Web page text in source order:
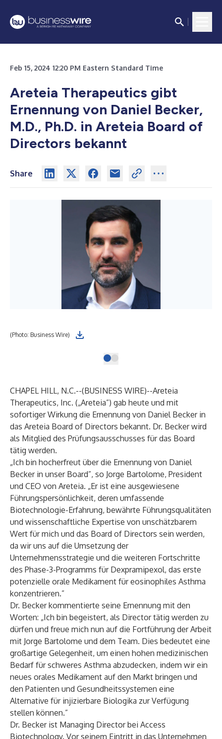
Feb 15, 2024 12:20 PM Eastern Standard Time
Areteia Therapeutics gibt
Ernennung von Daniel Becker,
M.D., Ph.D. in Areteia Board of
Directors bekannt
Share
(Photo: Business Wire)
CHAPEL HILL, N.C.--(BUSINESS WIRE)--Areteia
Therapeutics, Inc. („Areteia”) gab heute und mit
sofortiger Wirkung die Ernennung von Daniel Becker in
das Areteia Board of Directors bekannt. Dr. Becker wird
als Mitglied des Prüfungsausschusses für das Board
tätig werden.
„Ich bin hocherfreut über die Ernennung von Daniel
Becker in unser Board”, so Jorge Bartolome, President
und CEO von Areteia. „Er ist eine ausgewiesene
Führungspersönlichkeit, deren umfassende
Biotechnologie-Erfahrung, bewährte Führungsqualitäten
und wissenschaftliche Expertise von unschätzbarem
Wert für mich und das Board of Directors sein werden,
da wir uns auf die Umsetzung der
Unternehmensstrategie und die weiteren Fortschritte
des Phase-3-Programms für Dexpramipexol, das erste
potenzielle orale Medikament für eosinophiles Asthma
konzentrieren.”
Dr. Becker kommentierte seine Ernennung mit den
Worten: „Ich bin begeistert, als Director tätig werden zu
dürfen und freue mich nun auf die Fortführung der Arbeit
mit Jorge Bartolome und dem Team. Dies bedeutet eine
großartige Gelegenheit, um einen hohen medizinischen
Bedarf für schweres Asthma abzudecken, indem wir ein
neues orales Medikament auf den Markt bringen und
den Patienten und Gesundheitssystemen eine
Alternative für injizierbare Biologika zur Verfügung
stellen können.”
Dr. Becker ist Managing Director bei Access
Biotechnology. Vor seinem Eintritt in das Unternehmen